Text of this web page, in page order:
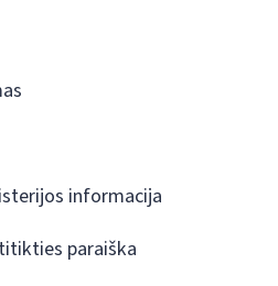
informacija
paraiška